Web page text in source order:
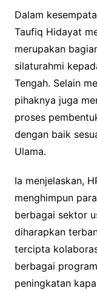
Dalam
Taufiq Hidayat
merupakan
silaturahmi
Tengah. Selain
pihaknya juga
proses
dengan baik
Ulama.
Ia menjelaskan,
menghimpun
berbagai sektor
diharapkan
tercipta
berbagai
peningkatan